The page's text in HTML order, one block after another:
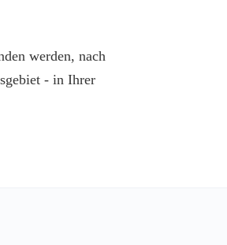
werden, nach
- in Ihrer